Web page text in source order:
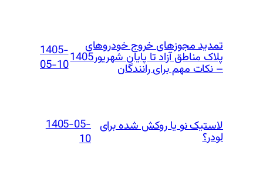
تمدید مجوزهای خروج خودروهای
پلاک مناطق آزاد تا پایان شهریور 1405
– نکات مهم برای رانندگان
1405-
05-10
لاستیک نو یا روکش شده برای
لودر؟
1405-05-
10